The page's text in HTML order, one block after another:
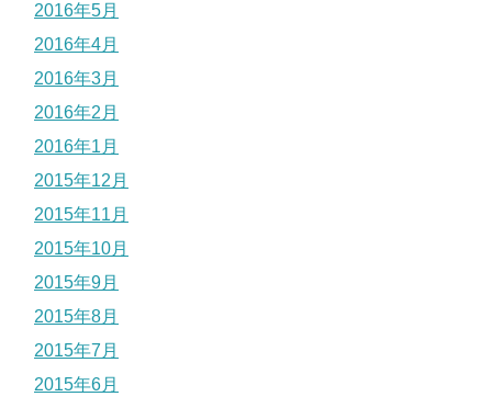
2016年5月
2016年4月
2016年3月
2016年2月
2016年1月
2015年12月
2015年11月
2015年10月
2015年9月
2015年8月
2015年7月
2015年6月